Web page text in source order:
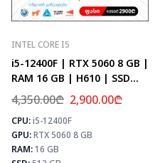
⚡ MAX FPS
CS2
156
PUBG
101
Fortnite
119
INTEL CORE I5
i5-12400F | RTX 5060 8 GB |
RAM 16 GB | H610 | SSD
512 GB
4,350.00₾ 2,900.00₾
CPU:i5-12400F
GPU:RTX 5060 8 GB
RAM:16 GB